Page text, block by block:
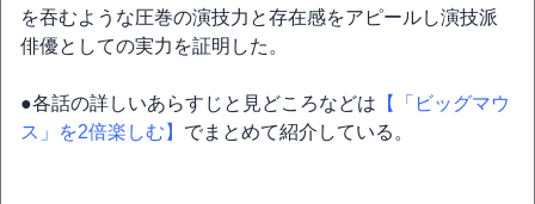
を吞むような圧巻の演技力と存在感をアピールし演技派
俳優としての実力を証明した。
●各話の詳しいあらすじと見どころなどは 【「ビッグマウ
ス」を2倍楽しむ】 でまとめて紹介している。